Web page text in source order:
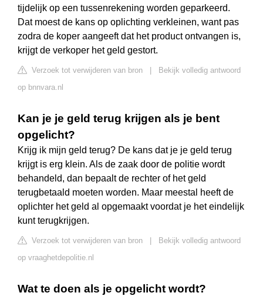
tijdelijk op een tussenrekening worden geparkeerd.
Dat moest de kans op oplichting verkleinen, want pas
zodra de koper aangeeft dat het product ontvangen is,
krijgt de verkoper het geld gestort.
Verzoek tot verwijderen van bron
Bekijk volledig antwoord
op bnnvara.nl
Kan je je geld terug krijgen als je bent
opgelicht?
Krijg ik mijn geld terug? De kans dat je je geld terug
krijgt is erg klein. Als de zaak door de politie wordt
behandeld, dan bepaalt de rechter of het geld
terugbetaald moeten worden. Maar meestal heeft de
oplichter het geld al opgemaakt voordat je het eindelijk
kunt terugkrijgen.
Verzoek tot verwijderen van bron
Bekijk volledig antwoord
op vraaghetdepolitie.nl
Wat te doen als je opgelicht wordt?